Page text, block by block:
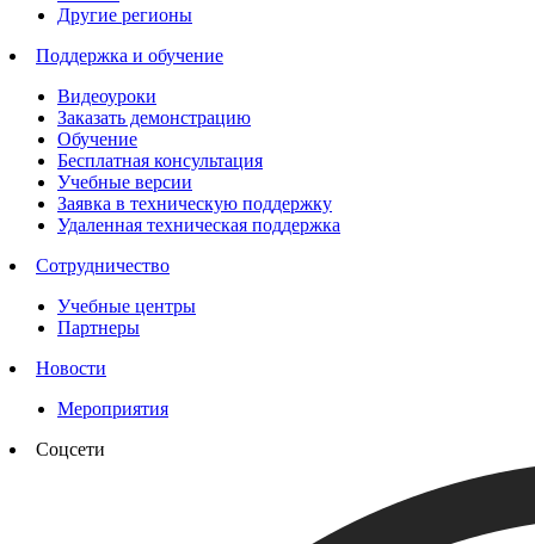
Другие регионы
Поддержка и обучение
Видеоуроки
Заказать демонстрацию
Обучение
Бесплатная консультация
Учебные версии
Заявка в техническую поддержку
Удаленная техническая поддержка
Сотрудничество
Учебные центры
Партнеры
Новости
Мероприятия
Соцсети